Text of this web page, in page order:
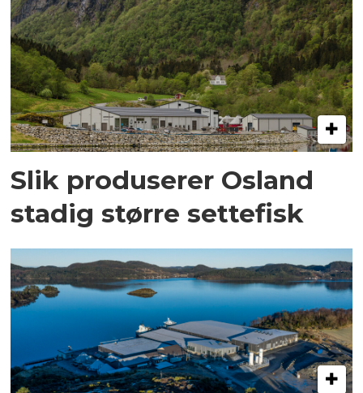
Slik produserer Osland
stadig større settefisk